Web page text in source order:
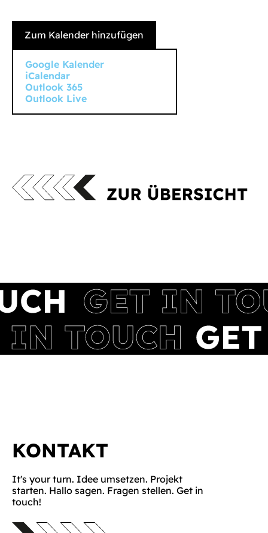
Zum Kalender hinzufügen
Google Kalender
iCalendar
Outlook 365
Outlook Live
KONTAKT
It's your turn. Idee umsetzen. Projekt
starten. Hallo sagen. Fragen stellen. Get in
touch!